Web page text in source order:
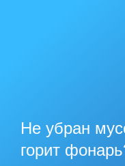
Не убран
горит